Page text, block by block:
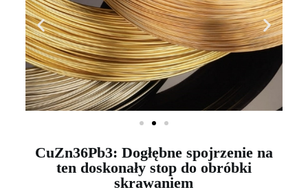
CuZn36Pb3: Dogłębne spojrzenie na
ten doskonały stop do obróbki
skrawaniem